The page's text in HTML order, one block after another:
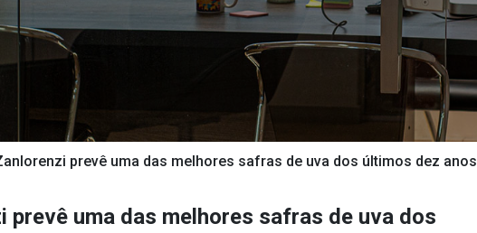
prevê uma das melhores safras de uva dos últimos dez anos
prevê uma das melhores safras de uva dos